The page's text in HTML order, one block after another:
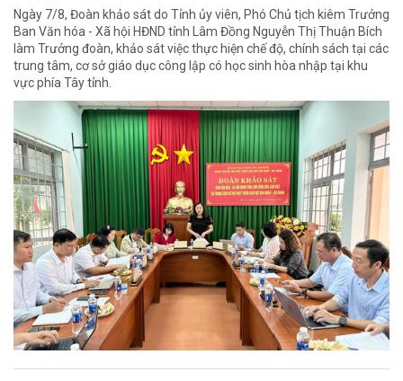
Ngày 7/8, Đoàn khảo sát do Tỉnh ủy viên, Phó Chủ tịch kiêm Trưởng
Ban Văn hóa - Xã hội HĐND tỉnh Lâm Đồng Nguyễn Thị Thuận Bích
làm Trưởng đoàn, khảo sát việc thực hiện chế độ, chính sách tại các
trung tâm, cơ sở giáo dục công lập có học sinh hòa nhập tại khu
vực phía Tây tỉnh.